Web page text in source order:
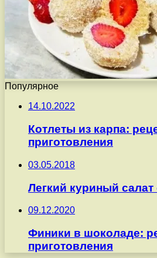
Популярное
14.10.2022
Котлеты из карпа:
приготовления
03.05.2018
Легкий куриный
09.12.2020
Финики в шоколаде:
приготовления